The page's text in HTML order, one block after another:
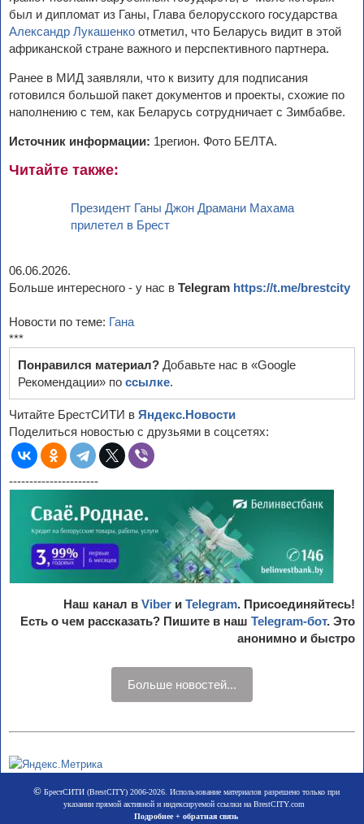
был и дипломат из Ганы, Глава белорусского государства
Александр Лукашенко отметил, что Беларусь видит в этой
африканской стране важного и перспективного партнера.
Ранее в МИД заявляли, что к визиту для подписания
готовился большой пакет документов и проекты, схожие по
наполнению с тем, как Беларусь сотрудничает с Зимбабве.
Источник информации: 1регион. Фото БЕЛТА.
Читайте также:
Президент Ганы Джон Драмани Махама
прилетел в Брест
06.06.2026.
Больше интересного - у нас в Telegram https://t.me/brestcity
Новости по теме: Гана
***
Понравился материал? Добавьте нас в «Google
Рекомендации» по ссылке.
Читайте БрестСИТИ в Яндекс.Новости
Поделиться новостью с друзьями в соцсетях:
----------------------
Наш канал в Viber и Telegram. Присоединяйтесь!
Есть о чем рассказать? Пишите в наш Telegram-бот. Это
анонимно и быстро
Больше новостей...
©БрестСИТИ (BrestCITY) 2006-2026. Использование материалов разрешено только при
указании прямой активной и индексируемой ссылки на BrestCITY.com
Подробнее + обратная связь